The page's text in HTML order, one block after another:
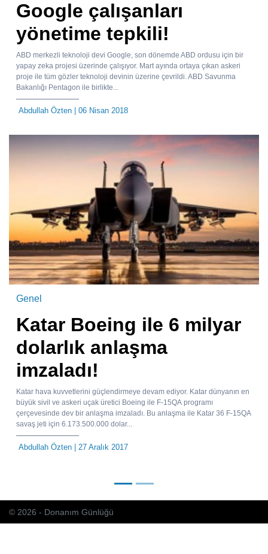
Google çalışanları
yönetime tepkili!
ABD merkezli teknoloji devi Google, son dönemde ABD ordusu için bir
yapay zeka projesi üzerinde çalışıyor. Mart ayında ortaya çıkan askeri
proje ile tüm gözler teknoloji devinin üzerine çevrildi. ABD Savunma
Bakanlığı Pentagon ile birlikte...
Abdullah Özten | 06 Nisan 2018
Genel
Katar Boeing ile 6 milyar
dolarlık anlaşma
imzaladı!
Katar hava kuvvetlerini güçlendirmeye devam ediyor. Katar dünyanın en
büyük sivil ve askeri uçak üretici Boeing ile F-15QA programı
çerçevesinde dev bir anlaşma imzaladı. Bu anlaşma ile Katar 36 F-15QA
savaş jeti için 6.173.500.000 dolar...
Abdullah Özten | 27 Aralık 2017
© 2026 - Donanım Günlüğü